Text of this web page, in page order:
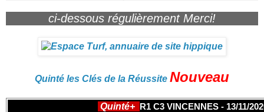
ci-dessous régulièrement Merci!
Quinté les Clés de la Réussite Nouveau
Quinté+ R1 C3 VINCENNES - 13/11/